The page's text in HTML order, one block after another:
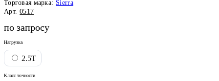
Торговая марка: Sierra
Арт. 0517
по запросу
Нагрузка
2.5T
Класс точности